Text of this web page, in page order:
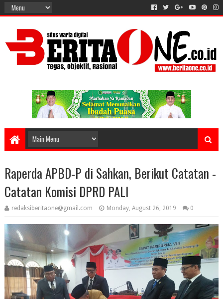
Raperda APBD-P di Sahkan, Berikut Catatan -
Catatan Komisi DPRD PALI
redaksiberitaone@gmail.com Monday, August 26, 2019 0